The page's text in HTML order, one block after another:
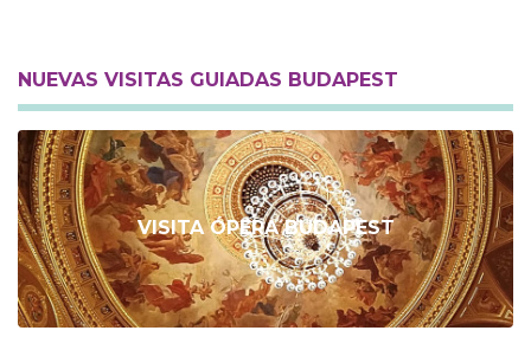
NUEVAS VISITAS GUIADAS BUDAPEST
VISITA ÓPERA BUDAPEST